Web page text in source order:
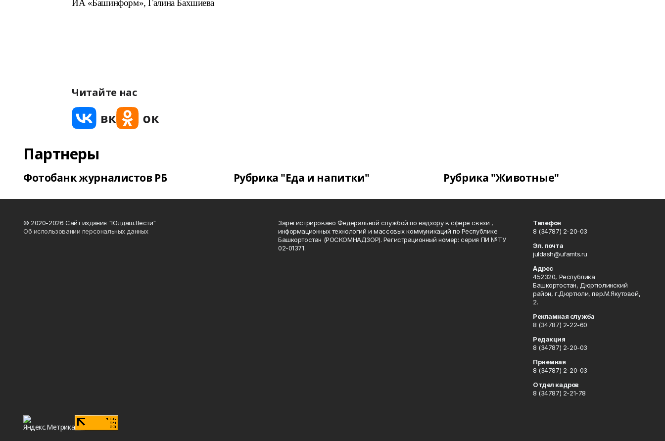
ИА «Башинформ», Галина Бахшиева
Читайте нас
Партнеры
Фотобанк журналистов РБ Рубрика "Еда и напитки" Рубрика "Животные"
© 2020-2026 Сайт издания "Юлдаш.Вести"
Об использовании персональных данных
Зарегистрировано Федеральной службой по надзору в сфере связи ,
информационных технологий и массовых коммуникаций по Республике
Башкортостан (РОСКОМНАДЗОР). Регистрационный номер: серия ПИ №ТУ
02-01371.
Телефон
8 (34787) 2-20-03
Эл. почта
juldash@ufamts.ru
Адрес
452320, Республика
Башкортостан, Дюртюлинский
район, г.Дюртюли, пер.М.Якутовой,
2.
Рекламная служба
8 (34787) 2-22-60
Редакция
8 (34787) 2-20-03
Приемная
8 (34787) 2-20-03
Отдел кадров
8 (34787) 2-21-78